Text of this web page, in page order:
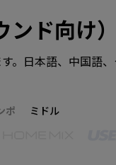
ド向け
日本語、中国語、
ポ ミドル